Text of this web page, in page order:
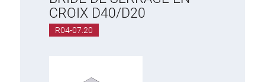
CROIX D40/D20
R04-07.20